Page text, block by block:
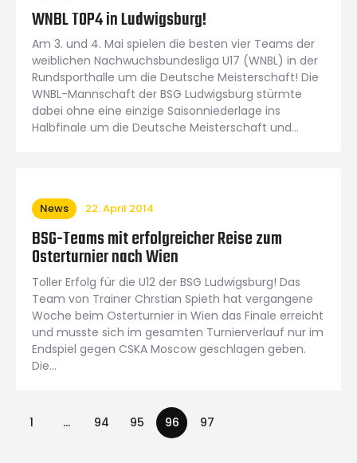
WNBL TOP4 in Ludwigsburg!
Am 3. und 4. Mai spielen die besten vier Teams der
weiblichen Nachwuchsbundesliga U17 (WNBL) in der
Rundsporthalle um die Deutsche Meisterschaft! Die
WNBL-Mannschaft der BSG Ludwigsburg stürmte
dabei ohne eine einzige Saisonniederlage ins
Halbfinale um die Deutsche Meisterschaft und…
News 22. April 2014
BSG-Teams mit erfolgreicher Reise zum
Osterturnier nach Wien
Toller Erfolg für die U12 der BSG Ludwigsburg! Das
Team von Trainer Chrstian Spieth hat vergangene
Woche beim Osterturnier in Wien das Finale erreicht
und musste sich im gesamten Turnierverlauf nur im
Endspiel gegen CSKA Moscow geschlagen geben.
Die…
1 … 94 95 96 97